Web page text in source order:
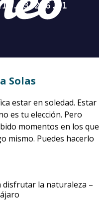
Solas
estar en soledad. Estar
es tu elección. Pero
momentos en los que
mismo. Puedes hacerlo
disfrutar la naturaleza –